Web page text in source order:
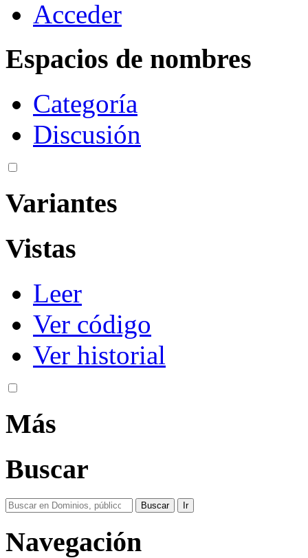
Acceder
Espacios de nombres
Categoría
Discusión
Variantes
Vistas
Leer
Ver código
Ver historial
Más
Buscar
Navegación